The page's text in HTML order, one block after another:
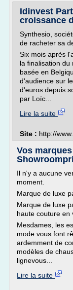
Idinvest
croissance
Synthesio,
de racheter sa
Six mois après
la finalisation du
basée en
d'audience sur
d'euros depuis
par Loïc...
Lire la suite
Site : http://
Vos
Il n'y a aucune
moment.
Marque de luxe
Marque de luxe
haute couture en
Mesdames, les
mode vous font
ardemment de
modèles de
lignevous...
Lire la suite